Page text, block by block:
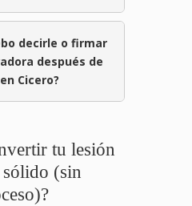
decirle o firmar
después de
Cicero?
tu lesión
(sin